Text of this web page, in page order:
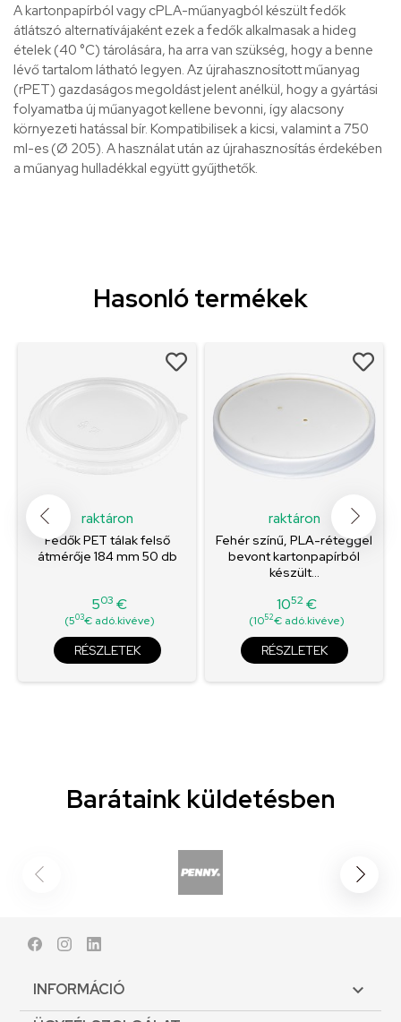
A kartonpapírból vagy cPLA-műanyagból készült fedők
átlátszó alternatívájaként ezek a fedők alkalmasak a hideg
ételek (40 °C) tárolására, ha arra van szükség, hogy a benne
lévő tartalom látható legyen. Az újrahasznosított műanyag
(rPET) gazdaságos megoldást jelent anélkül, hogy a gyártási
folyamatba új műanyagot kellene bevonni, így alacsony
környezeti hatással bír. Kompatibilisek a kicsi, valamint a 750
ml-es (Ø 205). A használat után az újrahasznosítás érdekében
a műanyag hulladékkal együtt gyűjthetők.
Hasonló termékek
raktáron
Fedők PET tálak felső
átmérője 184 mm 50 db
Ár
503 €
(503€ adó.kivéve)
RÉSZLETEK
raktáron
Fehér színű, PLA-réteggel
bevont kartonpapírból
készült...
Ár
1052 €
(1052€ adó.kivéve)
RÉSZLETEK
Barátaink küldetésben
FacebookInstagram
INFORMÁCIÓ 